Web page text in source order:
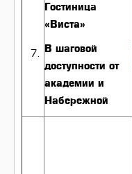
Гостиница
«Виста»
В шаговой
доступности от
академии и
Набережной